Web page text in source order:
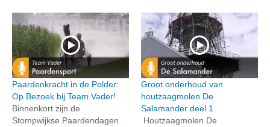
Paardenkracht in de Polder:
Op Bezoek bij Team Vader!
Binnenkort zijn de
Stompwijkse Paardendagen.
Groot onderhoud van
houtzaagmolen De
Salamander deel 1
Houtzaagmolen De